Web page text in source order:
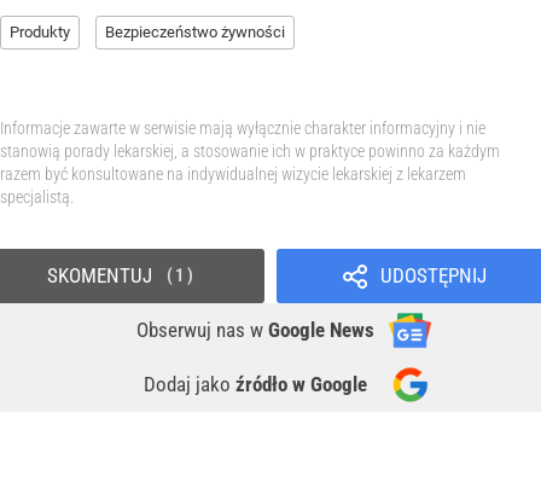
Produkty Bezpieczeństwo żywności
Informacje zawarte w serwisie mają wyłącznie charakter informacyjny i nie
stanowią porady lekarskiej, a stosowanie ich w praktyce powinno za każdym
razem być konsultowane na indywidualnej wizycie lekarskiej z lekarzem
specjalistą.
UDOSTĘPNIJ
Obserwuj nas w Google News
Dodaj jako źródło w Google
SKOMENTUJ 1